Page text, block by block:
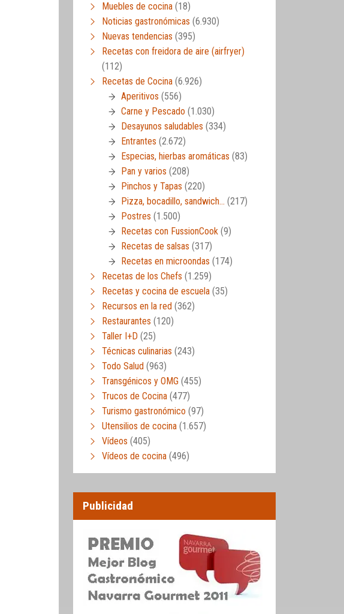
Muebles de cocina (18)
Noticias gastronómicas (6.930)
Nuevas tendencias (395)
Recetas con freidora de aire (airfryer)
(112)
Recetas de Cocina (6.926)
Aperitivos (556)
Carne y Pescado (1.030)
Desayunos saludables (334)
Entrantes (2.672)
Especias, hierbas aromáticas (83)
Pan y varios (208)
Pinchos y Tapas (220)
Pizza, bocadillo, sandwich… (217)
Postres (1.500)
Recetas con FussionCook (9)
Recetas de salsas (317)
Recetas en microondas (174)
Recetas de los Chefs (1.259)
Recetas y cocina de escuela (35)
Recursos en la red (362)
Restaurantes (120)
Taller I+D (25)
Técnicas culinarias (243)
Todo Salud (963)
Transgénicos y OMG (455)
Trucos de Cocina (477)
Turismo gastronómico (97)
Utensilios de cocina (1.657)
Vídeos (405)
Vídeos de cocina (496)
Publicidad